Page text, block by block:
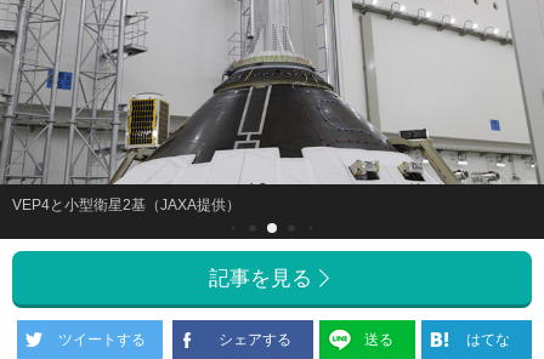
VEP4と小型衛星2基（JAXA提供）
記事を見る
ツイートする シェアする 送る はてな